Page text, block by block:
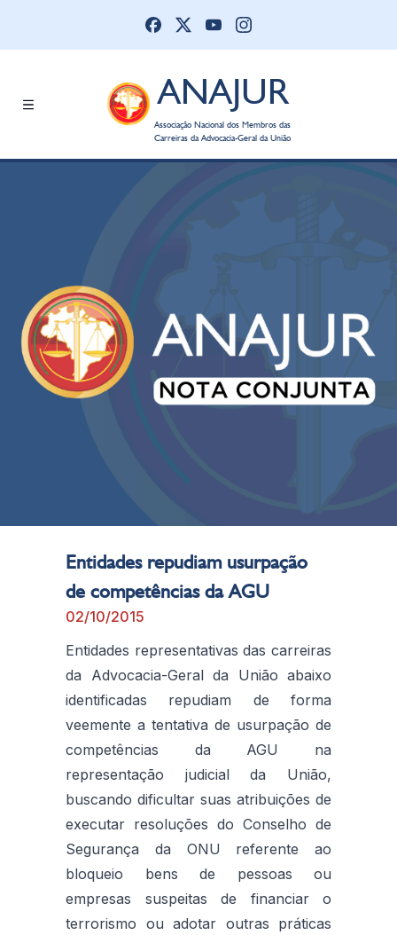
ANAJUR
Associação Nacional dos Membros das
Carreiras da Advocacia-Geral da União
Entidades repudiam usurpação
de competências da AGU
02/10/2015
Entidades representativas das carreiras
da Advocacia-Geral da União abaixo
identificadas repudiam de forma
veemente a tentativa de usurpação de
competências da AGU na
representação judicial da União,
buscando dificultar suas atribuições de
executar resoluções do Conselho de
Segurança da ONU referente ao
bloqueio bens de pessoas ou
empresas suspeitas de financiar o
terrorismo ou adotar outras práticas